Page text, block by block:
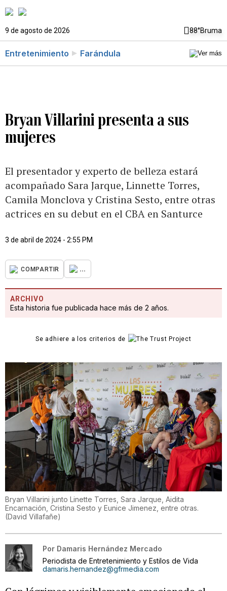
9 de agosto de 2026 88°Bruma
Entretenimiento Farándula
Bryan Villarini presenta a sus
mujeres
El presentador y experto de belleza estará
acompañado Sara Jarque, Linnette Torres,
Camila Monclova y Cristina Sesto, entre otras
actrices en su debut en el CBA en Santurce
3 de abril de 2024 - 2:55 PM
COMPARTIR ...
ARCHIVO
Esta historia fue publicada hace más de 2 años.
Se adhiere a los criterios de
Bryan Villarini junto Linette Torres, Sara Jarque, Aidita
Encarnación, Cristina Sesto y Eunice Jimenez, entre otras.
(David Villafañe)
Por Damaris Hernández Mercado
Periodista de Entretenimiento y Estilos de Vida
damaris.hernandez@gfrmedia.com